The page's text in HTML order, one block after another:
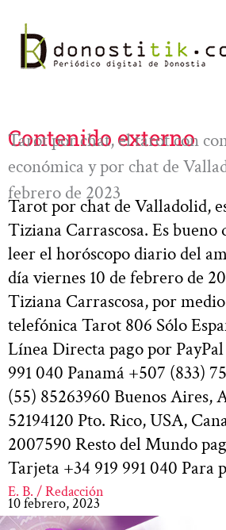
contenido
Contenido externo
Tarot por chat, el tarot con
económica y por chat de
febrero de 2023
Tarot por chat de Valladolid,
Tiziana Carrascosa. Es bueno
leer el horóscopo diario del
día viernes 10 de febrero de
Tiziana Carrascosa, por
telefónica Tarot 806 Sólo
Línea Directa pago por
991 040 Panamá +507 (833)
(55) 85263960 Buenos Aires,
52194120 Pto. Rico, USA,
2007590 Resto del Mundo
Tarjeta +34 919 991 040 Para
E. B. / Redacción
10 febrero, 2023